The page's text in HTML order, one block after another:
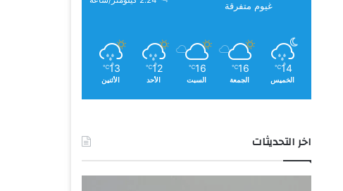
غيوم متفرقة
14
℃
الخميس
16
℃
الجمعة
16
℃
السبت
12
℃
الأحد
13
℃
الأثنين
اخر التحديثات